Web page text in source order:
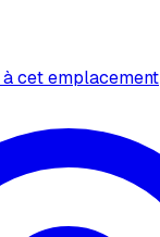
cet emplacement